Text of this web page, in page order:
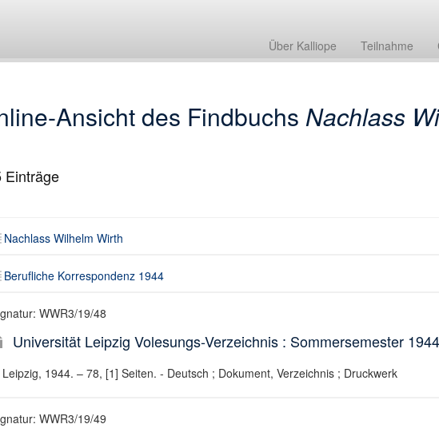
Über Kalliope Teilnahme
Ansicht des Findbuchs Nachlass
Einträge
Nachlass Wilhelm Wirth
Berufliche Korrespondenz 1944
WWR3/19/48
Universität Leipzig Volesungs-Verzeichnis : Sommersemester 1944
Leipzig, 1944. – 78, [1] Seiten. - Deutsch ; Dokument, Verzeichnis ; Druckwerk
WWR3/19/49